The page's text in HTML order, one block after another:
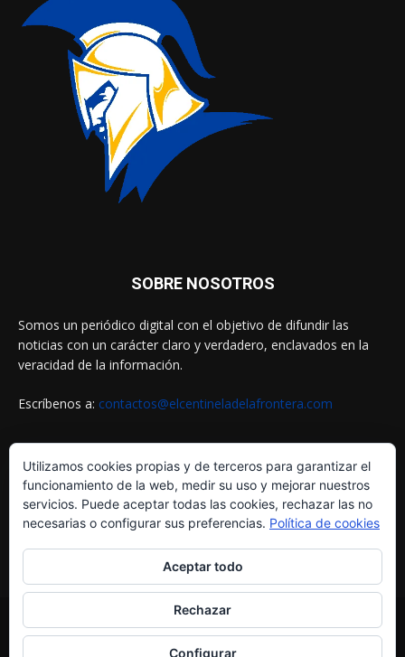
SOBRE NOSOTROS
Somos un periódico digital con el objetivo de difundir las
noticias con un carácter claro y verdadero, enclavados en la
veracidad de la información.
Escríbenos a: contactos@elcentineladelafrontera.com
SIGUENOS EN
© ELCENTINELADELAFRONTERA.COM byMultiServicios Helena
Aviso Legal Política de Cookies
Utilizamos cookies propias y de terceros para garantizar el
funcionamiento de la web, medir su uso y mejorar nuestros
servicios. Puede aceptar todas las cookies, rechazar las no
necesarias o configurar sus preferencias. Política de cookies
Aceptar todo
Rechazar
Configurar